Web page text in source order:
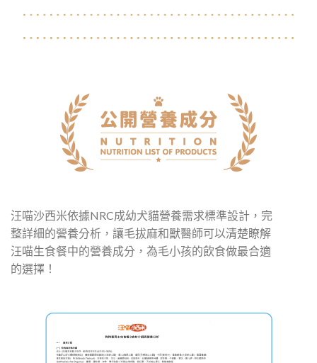
汪喵沙西米依據NRC成幼犬貓營養需求標準設計，完
整詳細的營養分析，讓毛拔麻和獸醫師可以清楚瞭解
汪喵生食餐中的營養成分，為毛小孩的飲食做最合適
的選擇！